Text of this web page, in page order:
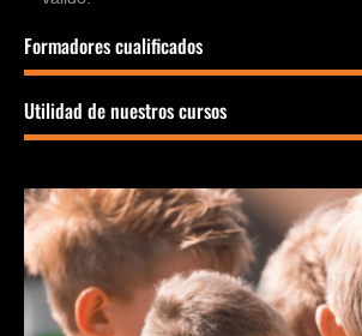
Formadores cualificados
Utilidad de nuestros cursos